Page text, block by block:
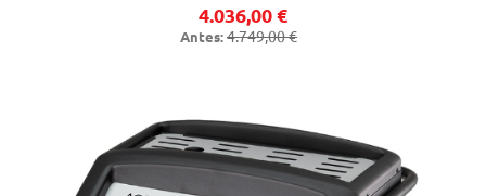
4.036,00 €
Antes:4.749,00 €